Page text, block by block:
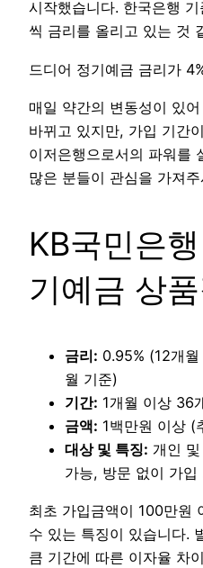
시작했습니다. 한국은행
씩 금리를 올리고 있는 것
드디어 정기예금 금리가
매일 약간의 변동성이 있
바뀌고 있지만, 가입 기간
이저은행으로서의 파워를
많은 분들이 관심을 가져
KB국민은
기예금 상
금리: 0.95% (12개
월 기준)
기간: 1개월 이상 36
금액: 1백만원 이상 (
대상 및 특징: 개인
가능, 방문 없이 가입
최초 가입금액이 100만원
수 있는 특징이 있습니다.
큼 기간에 따른 이자율 차